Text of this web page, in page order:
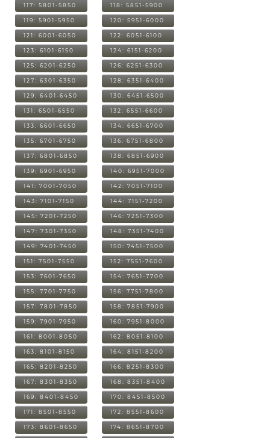
117: 5801-5850 118: 5851-5900
119: 5901-5950 120: 5951-6000
121: 6001-6050 122: 6051-6100
123: 6101-6150 124: 6151-6200
125: 6201-6250 126: 6251-6300
127: 6301-6350 128: 6351-6400
129: 6401-6450 130: 6451-6500
131: 6501-6550 132: 6551-6600
133: 6601-6650 134: 6651-6700
135: 6701-6750 136: 6751-6800
137: 6801-6850 138: 6851-6900
139: 6901-6950 140: 6951-7000
141: 7001-7050 142: 7051-7100
143: 7101-7150 144: 7151-7200
145: 7201-7250 146: 7251-7300
147: 7301-7350 148: 7351-7400
149: 7401-7450 150: 7451-7500
151: 7501-7550 152: 7551-7600
153: 7601-7650 154: 7651-7700
155: 7701-7750 156: 7751-7800
157: 7801-7850 158: 7851-7900
159: 7901-7950 160: 7951-8000
161: 8001-8050 162: 8051-8100
163: 8101-8150 164: 8151-8200
165: 8201-8250 166: 8251-8300
167: 8301-8350 168: 8351-8400
169: 8401-8450 170: 8451-8500
171: 8501-8550 172: 8551-8600
173: 8601-8650 174: 8651-8700